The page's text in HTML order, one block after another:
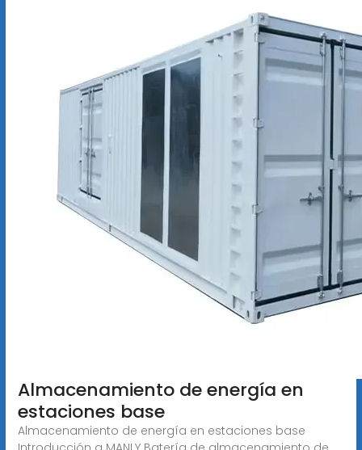
Almacenamiento de energía en
estaciones base
Almacenamiento de energía en estaciones base